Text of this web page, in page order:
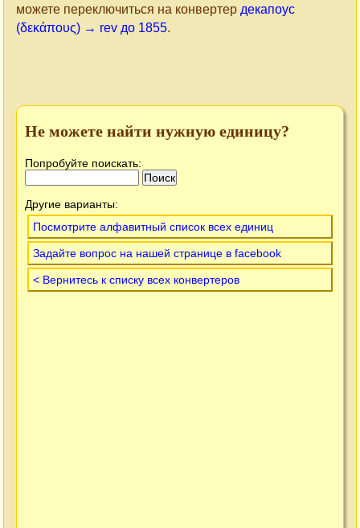
можете переключиться на конвертер декапоус
(δεκάπους) → rev до 1855.
Не можете найти нужную единицу?
Попробуйте поискать:
Другие варианты:
Посмотрите алфавитный список всех единиц
Задайте вопрос на нашей странице в facebook
< Вернитесь к списку всех конвертеров